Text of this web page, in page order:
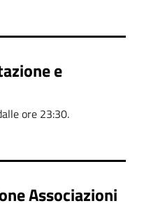
e
ore 23:30.
Associazioni